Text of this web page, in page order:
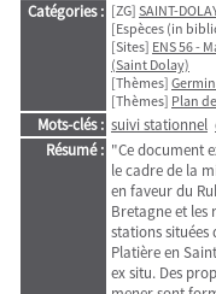
Catégories : [ZG] SAINT-
[Espèces (in
[Sites] ENS 56 -
(Saint Dolay)
[Thèmes]
[Thèmes] Plan
Mots-clés : suivi stationnel
Résumé : "Ce document
le cadre de la
en faveur du
Bretagne et les
stations
Platière en
ex situ. Des